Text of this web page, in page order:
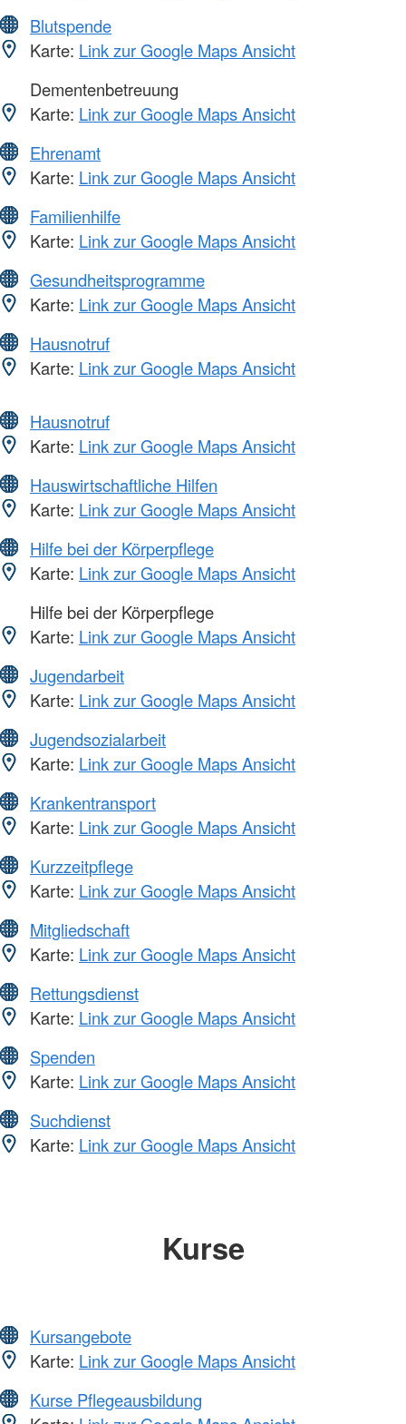
Blutspende
Karte: Link zur Google Maps Ansicht
Dementenbetreuung
Karte: Link zur Google Maps Ansicht
Ehrenamt
Karte: Link zur Google Maps Ansicht
Familienhilfe
Karte: Link zur Google Maps Ansicht
Gesundheitsprogramme
Karte: Link zur Google Maps Ansicht
Hausnotruf
Karte: Link zur Google Maps Ansicht
Hausnotruf
Karte: Link zur Google Maps Ansicht
Hauswirtschaftliche Hilfen
Karte: Link zur Google Maps Ansicht
Hilfe bei der Körperpflege
Karte: Link zur Google Maps Ansicht
Hilfe bei der Körperpflege
Karte: Link zur Google Maps Ansicht
Jugendarbeit
Karte: Link zur Google Maps Ansicht
Jugendsozialarbeit
Karte: Link zur Google Maps Ansicht
Krankentransport
Karte: Link zur Google Maps Ansicht
Kurzzeitpflege
Karte: Link zur Google Maps Ansicht
Mitgliedschaft
Karte: Link zur Google Maps Ansicht
Rettungsdienst
Karte: Link zur Google Maps Ansicht
Spenden
Karte: Link zur Google Maps Ansicht
Suchdienst
Karte: Link zur Google Maps Ansicht
Kurse
Kursangebote
Karte: Link zur Google Maps Ansicht
Kurse Pflegeausbildung